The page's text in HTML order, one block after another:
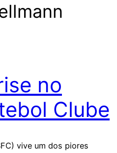
no
Clube
vive um dos piores